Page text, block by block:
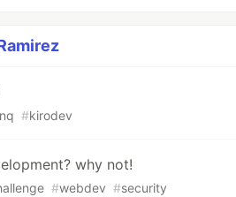
#kirodev
why not!
#webdev #security